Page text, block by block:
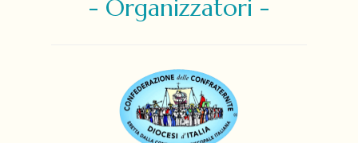
- Organizzatori -